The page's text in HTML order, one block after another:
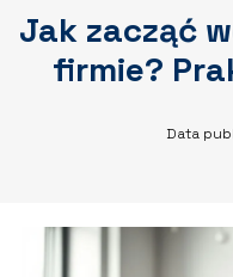
Jak zacząć
firmie?
Data